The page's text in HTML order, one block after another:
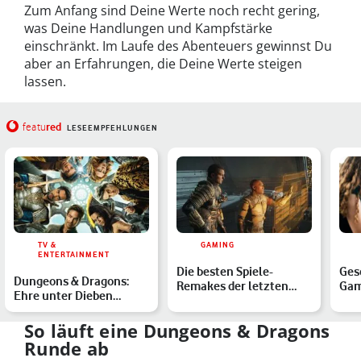
Zum Anfang sind Deine Werte noch recht gering,
was Deine Handlungen und Kampfstärke
einschränkt. Im Laufe des Abenteuers gewinnst Du
aber an Erfahrungen, die Deine Werte steigen
lassen.
featured LESEEMPFEHLUNGEN
TV &
ENTERTAINMENT
Dungeons & Dragons:
Ehre unter Dieben
streamen – Alle Infos
zum H…
GAMING
Die besten Spiele-
Remakes der letzten
So läuft eine Dungeons & Dragons
Runde ab